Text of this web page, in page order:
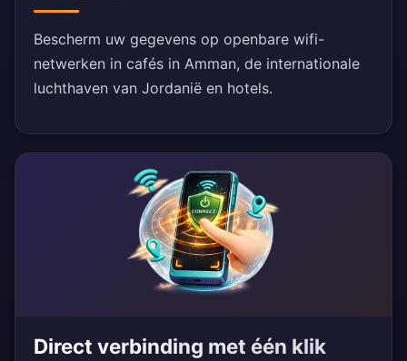
Bescherm uw gegevens op openbare wifi-
netwerken in cafés in Amman, de internationale
luchthaven van Jordanië en hotels.
Direct verbinding met één klik